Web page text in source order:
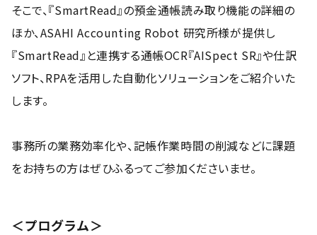
そこで、『SmartRead』の預金通帳読み取り機能の詳細の
ほか、ASAHI Accounting Robot 研究所様が提供し
『SmartRead』と連携する通帳OCR『AISpect SR』や仕訳
ソフト、RPAを活用した自動化ソリューションをご紹介いた
します。
事務所の業務効率化や、記帳作業時間の削減などに課題
をお持ちの方はぜひふるってご参加くださいませ。
＜プログラム＞